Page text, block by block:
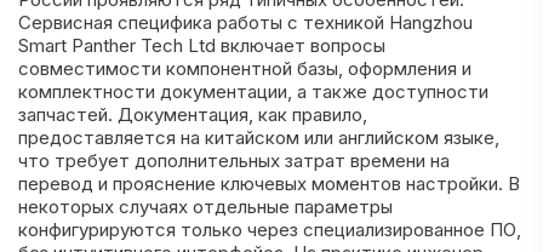
Сервисная специфика работы с техникой Hangzhou
Smart Panther Tech Ltd включает вопросы
совместимости компонентной базы, оформления и
комплектности документации, а также доступности
запчастей. Документация, как правило,
предоставляется на китайском или английском языке,
что требует дополнительных затрат времени на
перевод и прояснение ключевых моментов настройки. В
некоторых случаях отдельные параметры
конфигурируются только через специализированное ПО,